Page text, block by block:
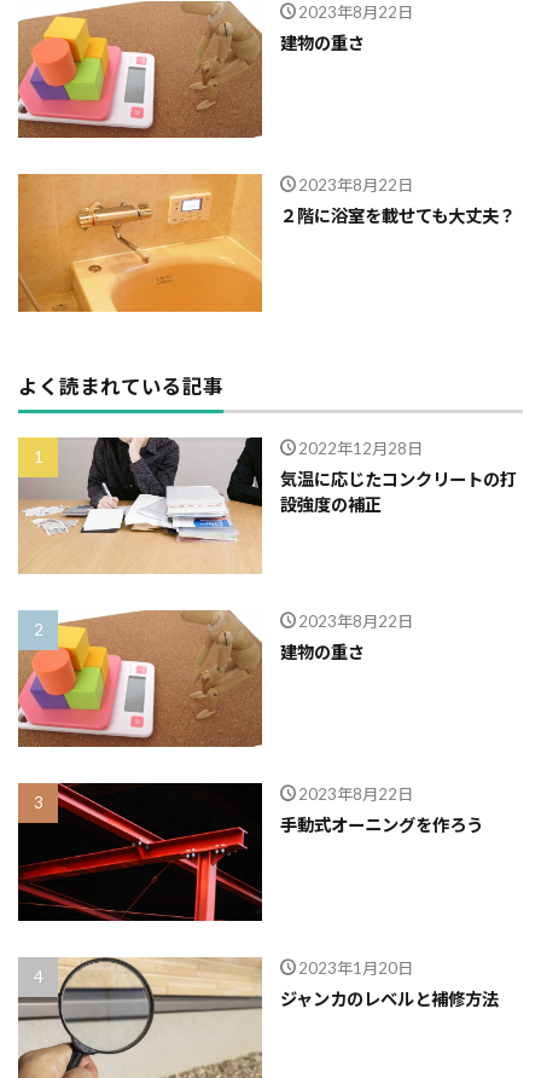
2023年8月22日
建物の重さ
2023年8月22日
２階に浴室を載せても大丈夫？
よく読まれている記事
2022年12月28日
気温に応じたコンクリートの打
設強度の補正
2023年8月22日
建物の重さ
2023年8月22日
手動式オーニングを作ろう
2023年1月20日
ジャンカのレベルと補修方法